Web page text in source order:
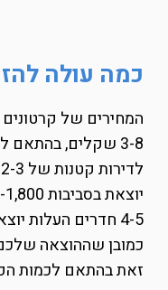
כמה עולה
המחירים של קרטונים
3-8 שקלים, בהתאם
כמובן שההוצאה
זאת בהתאם לכמות